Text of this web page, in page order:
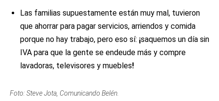
Las familias supuestamente están muy mal, tuvieron
que ahorrar para pagar servicios, arriendos y comida
porque no hay trabajo, pero eso sí: ¡saquemos un día sin
IVA para que la gente se endeude más y compre
lavadoras, televisores y muebles!
Foto: Steve Jota, Comunicando Belén.